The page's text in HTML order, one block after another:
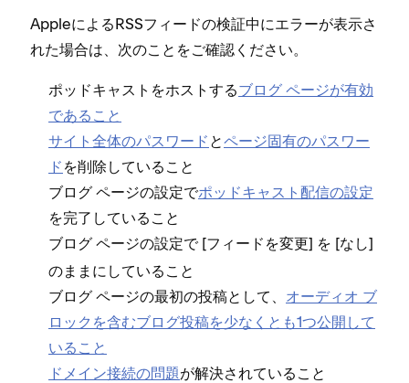
AppleによるRSSフ⁠ィ⁠ードの検証中にエラ⁠ーが表示さ
れた場合は⁠、次のことをご確認ください⁠。
ポ⁠ッドキ⁠ャストをホストするブログ ペ⁠ージが有効
であること
サイト全体のパスワ⁠ード とペ⁠ージ固有のパスワ⁠ー
ド を削除していること
ブログ ペ⁠ージの設定でポ⁠ッドキ⁠ャスト配信の設定
を完了していること
ブログ ペ⁠ージの設定で [⁠フ⁠ィ⁠ードを変更⁠] を [⁠なし⁠]
のままにしていること
ブログ ペ⁠ージの最初の投稿として⁠、 オ⁠ーデ⁠ィオ ブ
ロ⁠ックを含むブログ投稿を少なくとも1つ公開して
いること
ドメイン接続の問題が解決されていること